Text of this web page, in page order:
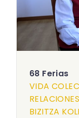
68 Ferias
VIDA
BIZITZA